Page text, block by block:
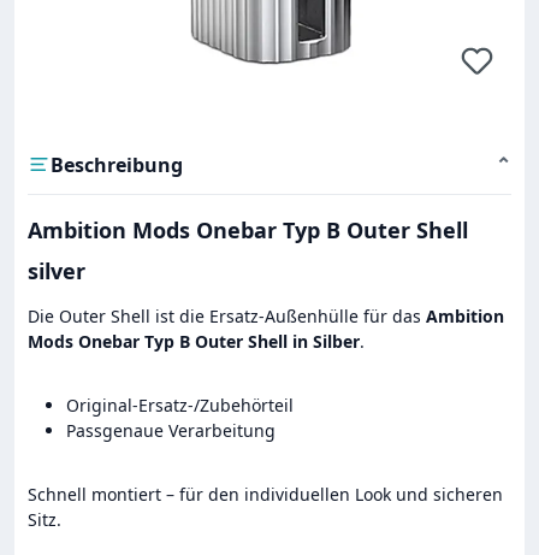
Beschreibung ⌄
Ambition Mods Onebar Typ B Outer Shell
silver
Die Outer Shell ist die Ersatz-Außenhülle für das Ambition
Mods Onebar Typ B Outer Shell in Silber.
Original-Ersatz-/Zubehörteil
Passgenaue Verarbeitung
Schnell montiert – für den individuellen Look und sicheren
Sitz.